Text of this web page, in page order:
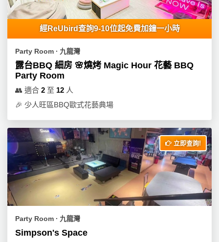
場
新
奇
玩
驗
手
作
工
作
坊
戶
玩
樂
經ReUbird查詢9-10位起免費加鐘一小時
Party Room ∙ 九龍灣
露台BBQ 細房 🌸燒烤 Magic Hour 花藝 BBQ
Party Room
👥 適合 2 至 12 人
🎉 少人旺區BBQ歐式花藝典場
立即查詢!
Party Room ∙ 九龍灣
Simpson's Space